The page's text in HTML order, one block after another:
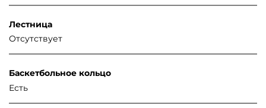
Лестница
Отсутствует
Баскетбольное кольцо
Есть